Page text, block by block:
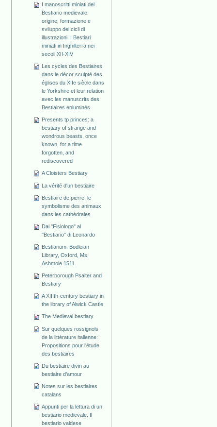
I manoscritti miniati del
Bestiario medievale:
origine, formazione e
sviluppo dei cicli di
illustrazioni. I Bestiari
miniati in Inghilterra nei
secoli XII-XIV
Les cycles des Bestiaires
dans le décor sculpté des
églises du XIIe siècle dans
le Yorkshire et leur relation
avec les manuscrits des
Bestiaires enluminés
Presents tp princes: a
bestiary of strange and
wondrous beasts, once
known, for a time
forgotten, and
rediscovered
A Cloisters Bestiary
La vérité d'un bestiaire
Bestiaire de pierre: le
symbolisme des animaux
dans les cathédrales
Dal "Fisiologo" al
"Bestiario" di Leonardo
Bestiarium. Bodleian
Library, Oxford, Ms.
Ashmole 1511
Peterborough Psalter and
Bestiary
A XIIIth-century bestiary in
the library of Alwick Castle
The Medieval bestiary
Sur quelques rossignols
de la littérature italienne:
Propositions pour l'étude
des bestiaires
Du bestiaire divin au
bestiaire d'amour
Notes sur les bestiaires
catalans
Appunti per la lettura di un
bestiario medievale. Il
bestiario valdese